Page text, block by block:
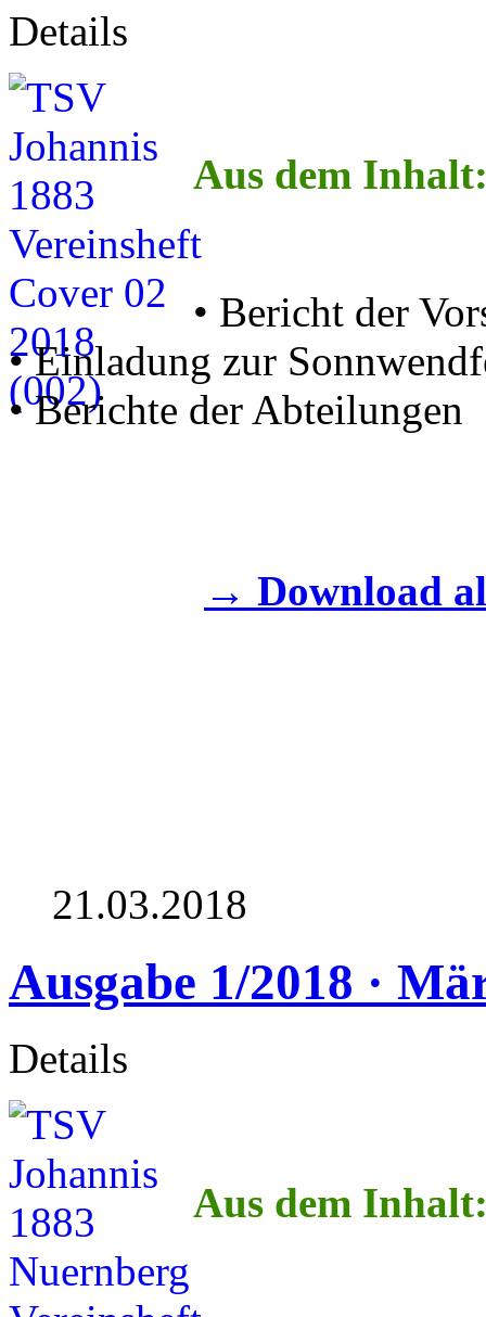
Details
Aus dem
• Bericht der
• Einladung zur
• Berichte der Abteilungen
→ Download
21.03.2018
Ausgabe 1/2018 ·
Details
Aus dem